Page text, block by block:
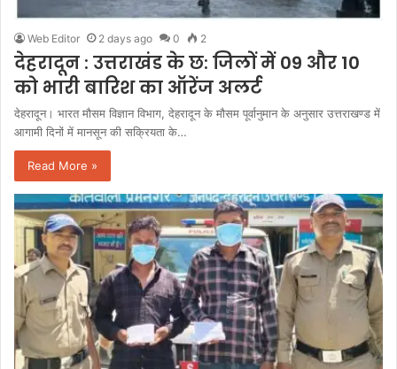
Web Editor 2 days ago 0 2
देहरादून : उत्तराखंड के छ: जिलों में 09 और 10
को भारी बारिश का ऑरेंज अलर्ट
देहरादून। भारत मौसम विज्ञान विभाग, देहरादून के मौसम पूर्वानुमान के अनुसार उत्तराखण्ड में
आगामी दिनों में मानसून की सक्रियता के…
Read More »